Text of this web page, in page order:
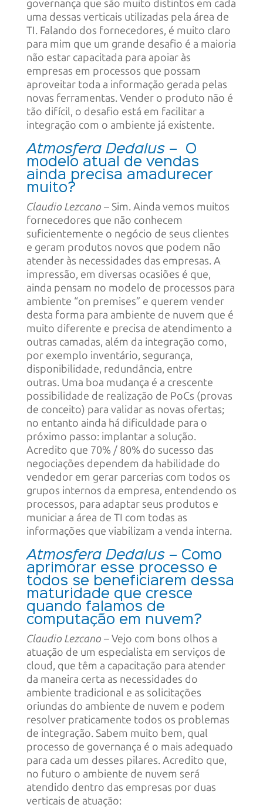
governança que são muito distintos em cada
uma dessas verticais utilizadas pela área de
TI. Falando dos fornecedores, é muito claro
para mim que um grande desafio é a maioria
não estar capacitada para apoiar às
empresas em processos que possam
aproveitar toda a informação gerada pelas
novas ferramentas. Vender o produto não é
tão difícil, o desafio está em facilitar a
integração com o ambiente já existente.
Atmosfera Dedalus– O
modelo atual de vendas
ainda precisa amadurecer
muito?
Claudio Lezcano – Sim. Ainda vemos muitos
fornecedores que não conhecem
suficientemente o negócio de seus clientes
e geram produtos novos que podem não
atender às necessidades das empresas. A
impressão, em diversas ocasiões é que,
ainda pensam no modelo de processos para
ambiente “on premises” e querem vender
desta forma para ambiente de nuvem que é
muito diferente e precisa de atendimento a
outras camadas, além da integração como,
por exemplo inventário, segurança,
disponibilidade, redundância, entre
outras. Uma boa mudança é a crescente
possibilidade de realização de PoCs (provas
de conceito) para validar as novas ofertas;
no entanto ainda há dificuldade para o
próximo passo: implantar a solução.
Acredito que 70% / 80% do sucesso das
negociações dependem da habilidade do
vendedor em gerar parcerias com todos os
grupos internos da empresa, entendendo os
processos, para adaptar seus produtos e
municiar a área de TI com todas as
informações que viabilizam a venda interna.
Atmosfera Dedalus– Como
aprimorar esse processo e
todos se beneficiarem dessa
maturidade que cresce
quando falamos de
computação em nuvem?
Claudio Lezcano – Vejo com bons olhos a
atuação de um especialista em serviços de
cloud, que têm a capacitação para atender
da maneira certa as necessidades do
ambiente tradicional e as solicitações
oriundas do ambiente de nuvem e podem
resolver praticamente todos os problemas
de integração. Sabem muito bem, qual
processo de governança é o mais adequado
para cada um desses pilares. Acredito que,
no futuro o ambiente de nuvem será
atendido dentro das empresas por duas
verticais de atuação: